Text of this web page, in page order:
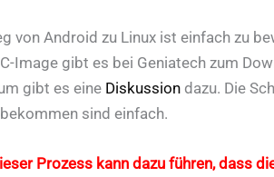
von Android zu Linux ist einfach zu
Image gibt es bei Geniatech zum
gibt es eine Diskussiondazu. Die
sind einfach.
Prozess kann dazu führen, dass